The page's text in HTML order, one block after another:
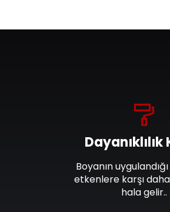
Boyanın
etkenlere karşı daha
hala gelir..